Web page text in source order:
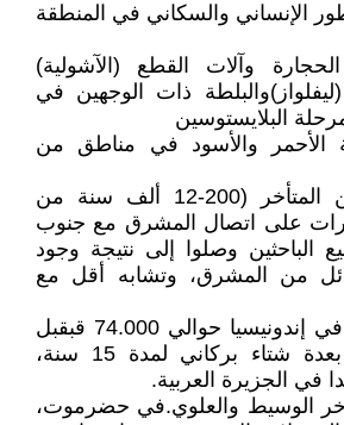
الإنساني والسكاني في المنطقة
وآلات القطع (الآشولية)
(ليفلواز)والبلطة ذات الوجهين في
البلايستوسين
الأحمر والأسود في مناطق من
3- في البلايستوسين المتأخر (200-12 ألف سنة من
على اتصال المشرق مع جنوب
الباحثين وصلوا إلى نتيجة وجود
من المشرق، وتشابه أقل مع
4- حصل بركان توبا في إندونيسيا حوالي 74.000 قبقبل
الحاضر،، وقد ساد بعدة شتاء بركاني لمدة 15 سنة،
في الجزيرة العربية.
الوسيط والعلوي.في حضرموت،